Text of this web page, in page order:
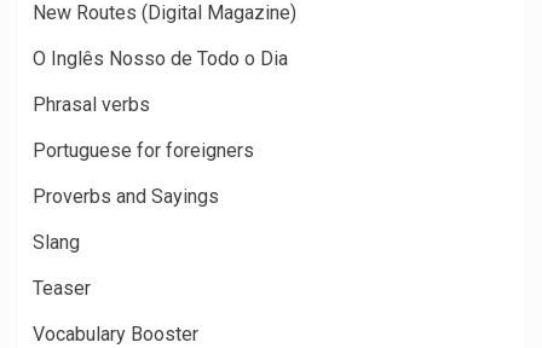
New Routes (Digital Magazine)
O Inglês Nosso de Todo o Dia
Phrasal verbs
Portuguese for foreigners
Proverbs and Sayings
Slang
Teaser
Vocabulary Booster